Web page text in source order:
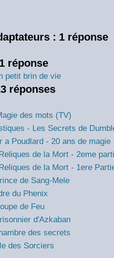
: 1 réponse
réponse
petit brin de vie
réponses
des mots (TV)
- Les Secrets de
a Poudlard - 20 ans de magie
de la Mort - 2eme
de la Mort - 1ere
de Sang-Mele
du Phenix
de Feu
d'Azkaban
des secrets
des Sorciers